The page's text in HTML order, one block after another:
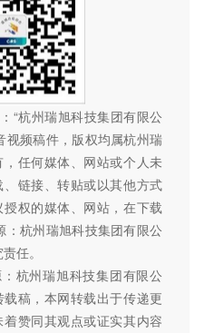
“杭州瑞旭科技集团有限公
视频稿件，版权均属杭州瑞
任何媒体、网站或个人未
链接、转贴或以其他方式
权的媒体、网站，在下载
杭州瑞旭科技集团有限公
任。
杭州瑞旭科技集团有限公
稿，本网转载出于传递更
赞同其观点或证实其内容